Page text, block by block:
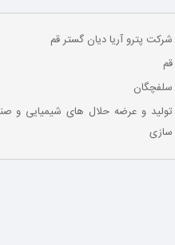
شرکت پترو آریا دیان گستر قم
قم
سلفچگان
تولید و عرضه حلال های شیمیایی و
سازی